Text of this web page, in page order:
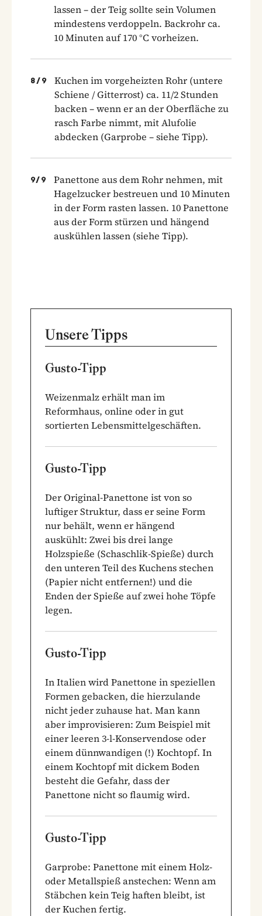
lassen – der Teig sollte sein Volumen
mindestens verdoppeln. Backrohr ca.
10 Minuten auf 170 °C vorheizen.
8 / 9
Kuchen im vorgeheizten Rohr (untere
Schiene / Gitterrost) ca. 11/2 Stunden
backen – wenn er an der Oberfläche zu
rasch Farbe nimmt, mit Alufolie
abdecken (Garprobe – siehe Tipp).
9/ 9
Panettone aus dem Rohr nehmen, mit
Hagelzucker bestreuen und 10 Minuten
in der Form rasten lassen. 10 Panettone
aus der Form stürzen und hängend
auskühlen lassen (siehe Tipp).
Unsere Tipps
Gusto-Tipp
Weizenmalz erhält man im
Reformhaus, online oder in gut
sortierten Lebensmittelgeschäften.
Gusto-Tipp
Der Original-Panettone ist von so
luftiger Struktur, dass er seine Form
nur behält, wenn er hängend
auskühlt: Zwei bis drei lange
Holzspieße (Schaschlik-Spieße) durch
den unteren Teil des Kuchens stechen
(Papier nicht entfernen!) und die
Enden der Spieße auf zwei hohe Töpfe
legen.
Gusto-Tipp
In Italien wird Panettone in speziellen
Formen gebacken, die hierzulande
nicht jeder zuhause hat. Man kann
aber improvisieren: Zum Beispiel mit
einer leeren 3-l-Konservendose oder
einem dünnwandigen (!) Kochtopf. In
einem Kochtopf mit dickem Boden
besteht die Gefahr, dass der
Panettone nicht so flaumig wird.
Gusto-Tipp
Garprobe: Panettone mit einem Holz-
oder Metallspieß anstechen: Wenn am
Stäbchen kein Teig haften bleibt, ist
der Kuchen fertig.